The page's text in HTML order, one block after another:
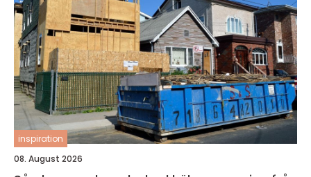
inspiration
08. August 2026